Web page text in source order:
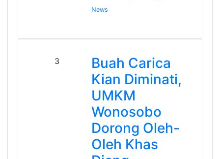
News
3
Buah Carica
Kian Diminati,
UMKM
Wonosobo
Dorong Oleh-
Oleh Khas